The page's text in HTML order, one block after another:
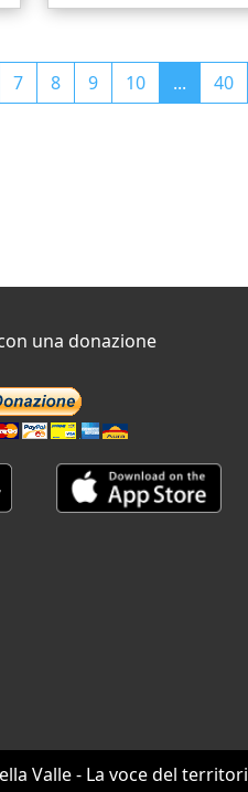
7 8 9 10 ... 40
una donazione
Valle - La voce del